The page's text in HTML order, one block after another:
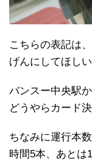
こちらの表記は
げんにしてほしい
バンスー中央駅
どうやらカード
ちなみに運行本
時間5本、あとは